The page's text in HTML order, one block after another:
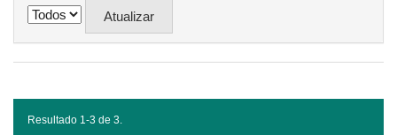
Resultado 1-3 de 3.